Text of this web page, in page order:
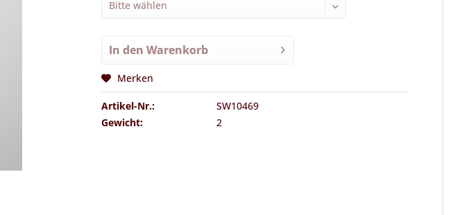
In den Warenkorb
Merken
Artikel-Nr.:
SW10469
Gewicht:
2